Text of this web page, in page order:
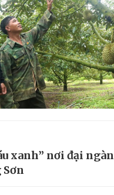
xanh” nơi đại ngàn